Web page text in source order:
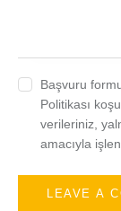
Başvuru
Politikası
verileriniz,
amacıyla